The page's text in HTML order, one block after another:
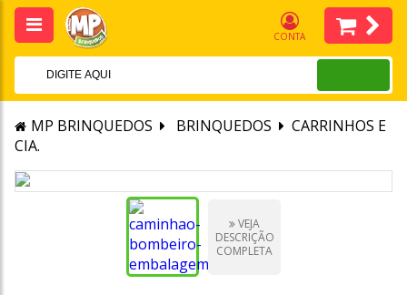
CONTA
MP BRINQUEDOS BRINQUEDOS
CARRINHOS E
CIA.
VEJA
DESCRIÇÃO
COMPLETA